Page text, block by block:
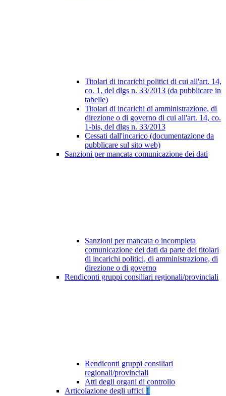
Titolari di incarichi politici di cui all'art. 14,
co. 1, del dlgs n. 33/2013 (da pubblicare in
tabelle)
Titolari di incarichi di amministrazione, di
direzione o di governo di cui all'art. 14, co.
1-bis, del dlgs n. 33/2013
Cessati dall'incarico (documentazione da
pubblicare sul sito web)
Sanzioni per mancata comunicazione dei dati
Sanzioni per mancata o incompleta
comunicazione dei dati da parte dei titolari
di incarichi politici, di amministrazione, di
direzione o di governo
Rendiconti gruppi consiliari regionali/provinciali
Rendiconti gruppi consiliari
regionali/provinciali
Atti degli organi di controllo
Articolazione degli uffici 1